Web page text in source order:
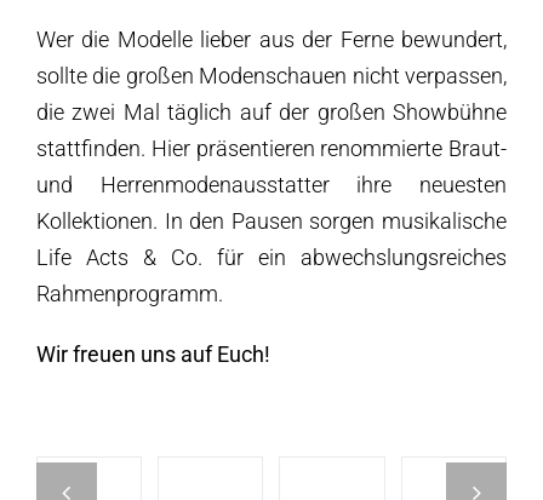
Wer die Modelle lieber aus der Ferne bewundert,
sollte die großen Modenschauen nicht verpassen,
die zwei Mal täglich auf der großen Showbühne
stattfinden. Hier präsentieren renommierte Braut-
und Herrenmodenausstatter ihre neuesten
Kollektionen. In den Pausen sorgen musikalische
Life Acts & Co. für ein abwechslungsreiches
Rahmenprogramm.
Wir freuen uns auf Euch!